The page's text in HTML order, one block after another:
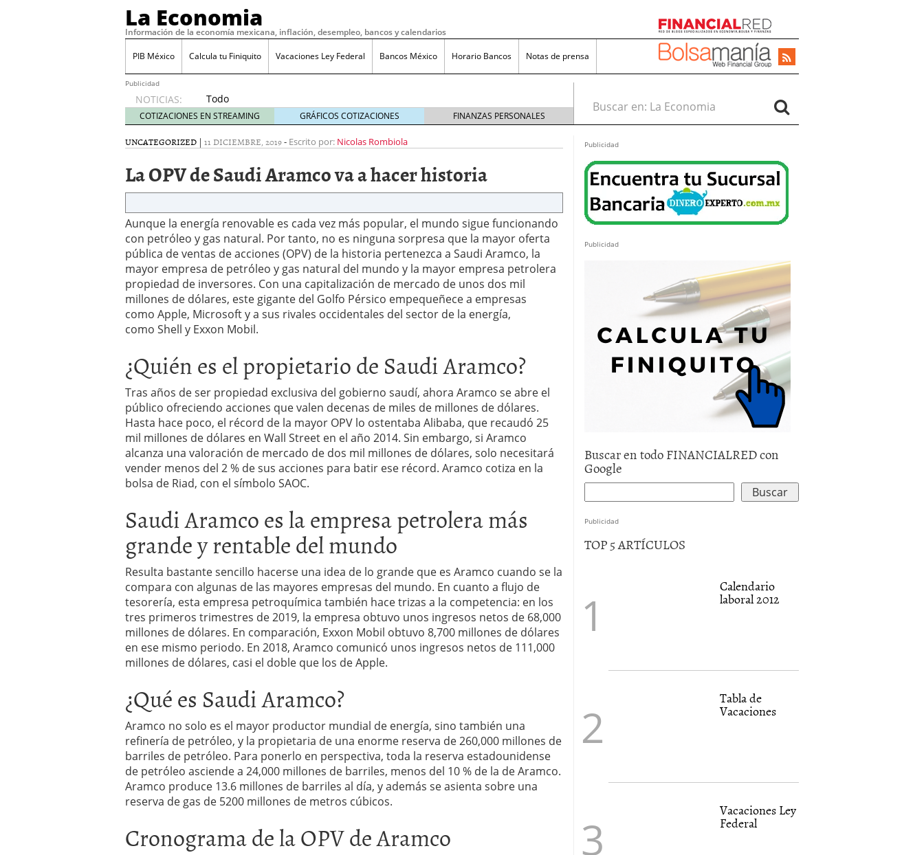
La Economia
Información de la economía mexicana, inflación, desempleo, bancos y calendarios
PIB México Calcula tu Finiquito Vacaciones Ley Federal Bancos México Horario Bancos Notas de prensa
Publicidad
NOTICIAS:
Todo
sobre
SIFX:
análisis
opiniones,
regulación,
seguridad
para
traders
en 2026
febrero
26, 2026
¿Cómo convertir el sueldo bruto a neto en México? noviembre 20, 2025
Cómo enfrentar la reforma de reducción de jornada laboral en México con
un software de control de asistencia julio 17, 2025
¿Cómo encontrar un seguro de auto económico?
noviembre 29, 2024
COTIZACIONES EN STREAMING GRÁFICOS COTIZACIONES FINANZAS PERSONALES
Buscar en:
UNCATEGORIZED | 11 DICIEMBRE, 2019- Escrito por: Nicolas Rombiola
La OPV de Saudi Aramco va a hacer historia
Aunque la energía renovable es cada vez más popular, el mundo sigue funcionando
con petróleo y gas natural. Por tanto, no es ninguna sorpresa que la mayor oferta
pública de ventas de acciones (OPV) de la historia pertenezca a Saudi Aramco, la
mayor empresa de petróleo y gas natural del mundo y la mayor empresa petrolera
propiedad de inversores. Con una capitalización de mercado de unos dos mil
millones de dólares, este gigante del Golfo Pérsico empequeñece a empresas
como Apple, Microsoft y a sus rivales occidentales del sector de la energía,
como Shell y Exxon Mobil.
¿Quién es el propietario de Saudi Aramco?
Tras años de ser propiedad exclusiva del gobierno saudí, ahora Aramco se abre el
público ofreciendo acciones que valen decenas de miles de millones de dólares.
Hasta hace poco, el récord de la mayor OPV lo ostentaba Alibaba, que recaudó 25
mil millones de dólares en Wall Street en el año 2014. Sin embargo, si Aramco
alcanza una valoración de mercado de dos mil millones de dólares, solo necesitará
vender menos del 2 % de sus acciones para batir ese récord. Aramco cotiza en la
bolsa de Riad, con el símbolo SAOC.
Saudi Aramco es la empresa petrolera más
grande y rentable del mundo
Resulta bastante sencillo hacerse una idea de lo grande que es Aramco cuando se la
compara con algunas de las mayores empresas del mundo. En cuanto a flujo de
tesorería, esta empresa petroquímica también hace trizas a la competencia: en los
tres primeros trimestres de 2019, la empresa obtuvo unos ingresos netos de 68,000
millones de dólares. En comparación, Exxon Mobil obtuvo 8,700 millones de dólares
en ese mismo periodo. En 2018, Aramco comunicó unos ingresos netos de 111,000
millones de dólares, casi el doble que los de Apple.
¿Qué es Saudi Aramco?
Aramco no solo es el mayor productor mundial de energía, sino también una
refinería de petróleo, y la propietaria de una enorme reserva de 260,000 millones de
barriles de petróleo. Para ponerlo en perspectiva, toda la reserva estadounidense
de petróleo asciende a 24,000 millones de barriles, menos del 10 % de la de Aramco.
Aramco produce 13.6 millones de barriles al día, y además se asienta sobre una
reserva de gas de 5200 millones de metros cúbicos.
Cronograma de la OPV de Aramco
Publicidad
Publicidad
Buscar en todo FINANCIALRED con
Google
Publicidad
TOP 5 ARTÍCULOS
Calendario
laboral 2012
Tabla de
Vacaciones
Vacaciones Ley
Federal